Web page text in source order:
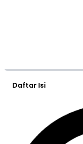
Daftar Isi